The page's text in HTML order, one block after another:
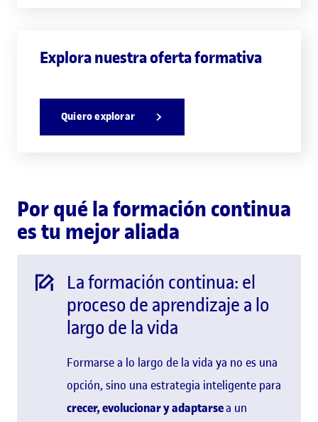
Explora nuestra oferta formativa
Quiero explorar
Por qué la formación continua
es tu mejor aliada
La formación continua: el
proceso de aprendizaje a lo
largo de la vida
Formarse a lo largo de la vida ya no es una
opción, sino una estrategia inteligente para
crecer, evolucionar y adaptarsea un